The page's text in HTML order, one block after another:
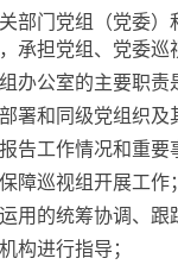
门党组（党委）
承担党组、党委巡
公室的主要职责
和同级党组织及
工作情况和重要
巡视组开展工作；
的统筹协调、跟
进行指导；